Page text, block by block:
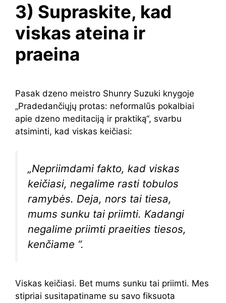
3) Supraskite, kad
viskas ateina ir
praeina
Pasak dzeno meistro Shunry Suzuki knygoje
„Pradedančiųjų protas: neformalūs pokalbiai
apie dzeno meditaciją ir praktiką“, svarbu
atsiminti, kad viskas keičiasi:
„Nepriimdami fakto, kad viskas
keičiasi, negalime rasti tobulos
ramybės. Deja, nors tai tiesa,
mums sunku tai priimti. Kadangi
negalime priimti praeities tiesos,
kenčiame “.
Viskas keičiasi. Bet mums sunku tai priimti. Mes
stipriai susitapatiname su savo fiksuota